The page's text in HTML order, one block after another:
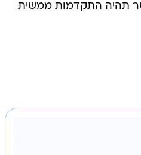
תהיה התקדמות ממשית